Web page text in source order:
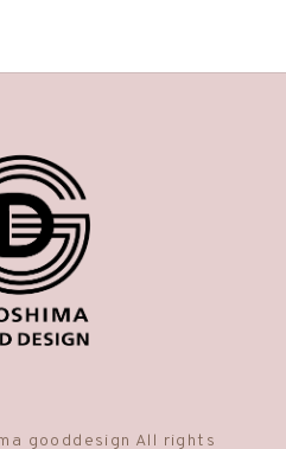
gooddesign All rights